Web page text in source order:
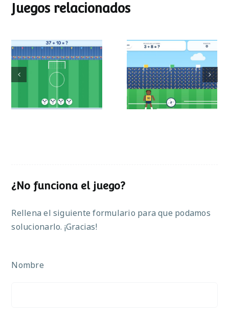
Juegos relacionados
Mundial de
operaciones
Partido de sumas
¿No funciona el juego?
Rellena el siguiente formulario para que podamos
solucionarlo. ¡Gracias!
Nombre